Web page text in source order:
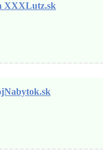
XXXLutz.sk